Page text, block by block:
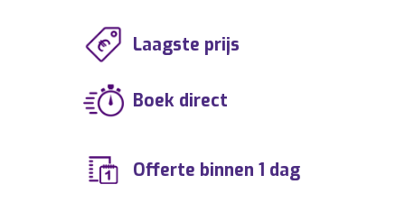
Laagste prijs
Boek direct
Offerte binnen 1 dag